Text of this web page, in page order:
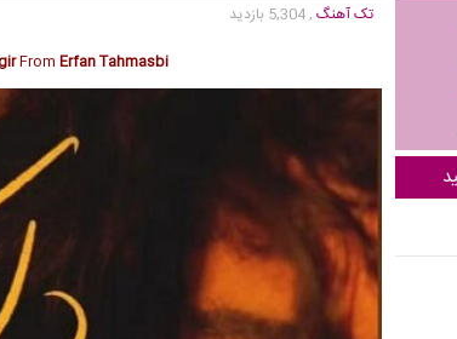
تک آهنگ, 5,304 بازدید
From Erfan Tahmasbi